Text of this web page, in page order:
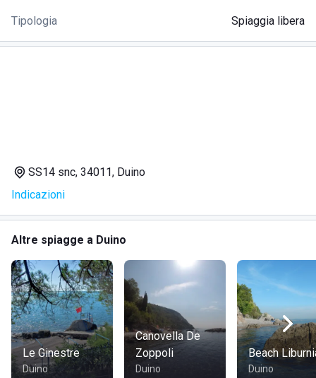
Tipologia Spiaggia libera
SS14 snc, 34011, Duino
Indicazioni
Altre spiagge a Duino
Le Ginestre
Duino
Canovella De
Zoppoli
Duino
Beach
Duino